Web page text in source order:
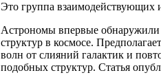
Это группа взаимодействующих
Астрономы впервые обнаружили
структур в космосе.
волн от слияний галактик и
подобных структур. Статья